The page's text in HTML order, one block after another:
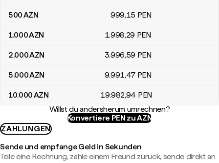
500AZN 999,15 PEN
1.000AZN 1.998,29 PEN
2.000AZN 3.996,59 PEN
5.000AZN 9.991,47 PEN
10.000AZN 19.982,94 PEN
Willst du andersherum umrechnen?
Konvertiere PEN zu AZN
ZAHLUNGEN
Sende und empfange Geld in Sekunden
Teile eine Rechnung, zahle einem Freund zurück, sende direkt an